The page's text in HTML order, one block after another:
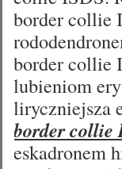
border collie
border collie
lubieniom
liryczniejsza
border collie
eskadronem